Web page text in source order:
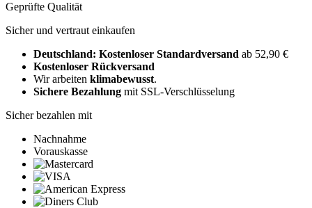
Geprüfte Qualität
Sicher und vertraut einkaufen
Deutschland: Kostenloser Standardversand ab 52,90 €
Kostenloser Rückversand
Wir arbeiten klimabewusst.
Sichere Bezahlung mit SSL-Verschlüsselung
Sicher bezahlen mit
Nachnahme
Vorauskasse